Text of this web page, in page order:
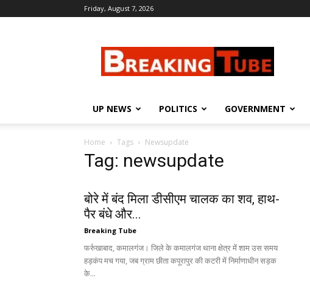
Friday, August 7, 2026
UP NEWS POLITICS GOVERNMENT
Home Tags Newsupdate
Tag: newsupdate
बोरे में बंद मिला डीसीएम चालक का शव, हाथ-
पैर बंधे और...
Breaking Tube
फर्रुखाबाद, कमालगंज। जिले के कमालगंज थाना क्षेत्र में शाम उस समय
हड़कंप मच गया, जब ग्राम छीता कपूरापुर की कटरी में निर्माणाधीन सड़क
के...